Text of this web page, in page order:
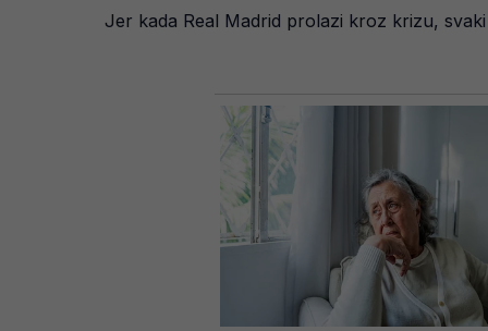
Jer kada Real Madrid prolazi kroz krizu,